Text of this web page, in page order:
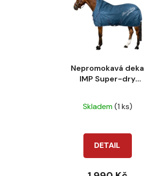
Nepromokavá deka
IMP Super-dry
hodnocení
4,5
Skladem(1 ks)
DETAIL